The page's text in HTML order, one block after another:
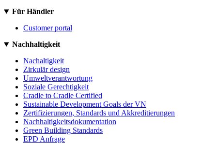
Für Händler
Customer portal
Nachhaltigkeit
Nachaltigkeit
Zirkulär design
Umweltverantwortung
Soziale Gerechtigkeit
Cradle to Cradle Certified
Sustainable Development Goals der VN
Zertifizierungen, Standards und Akkreditierungen
Nachhaltigkeitsdokumentation
Green Building Standards
EPD Anfrage